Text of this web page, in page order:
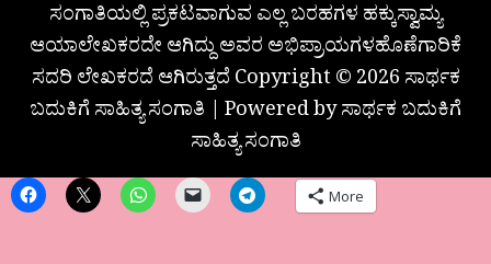
ಸಂಗಾತಿಯಲ್ಲಿ ಪ್ರಕಟವಾಗುವ ಎಲ್ಲ ಬರಹಗಳ ಹಕ್ಕುಸ್ವಾಮ್ಯ
ಆಯಾಲೇಖಕರದೇ ಆಗಿದ್ದು ಅವರ ಅಭಿಪ್ರಾಯಗಳಹೊಣೆಗಾರಿಕೆ
ಸದರಿ ಲೇಖಕರದೆ ಆಗಿರುತ್ತದೆ Copyright © 2026 ಸಾರ್ಥಕ
ಬದುಕಿಗೆ ಸಾಹಿತ್ಯ ಸಂಗಾತಿ | Powered by ಸಾರ್ಥಕ ಬದುಕಿಗೆ
ಸಾಹಿತ್ಯ ಸಂಗಾತಿ
More